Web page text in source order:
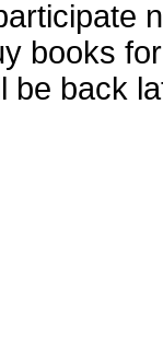
books
be back